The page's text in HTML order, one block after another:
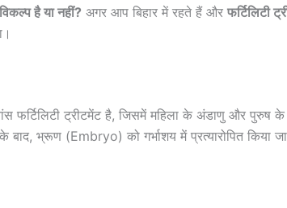
है या नहीं? अगर आप बिहार में रहते हैं और फर्टिलिटी
फर्टिलिटी ट्रीटमेंट है, जिसमें महिला के अंडाणु और पुरुष
भ्रूण (Embryo) को गर्भाशय में प्रत्यारोपित किया